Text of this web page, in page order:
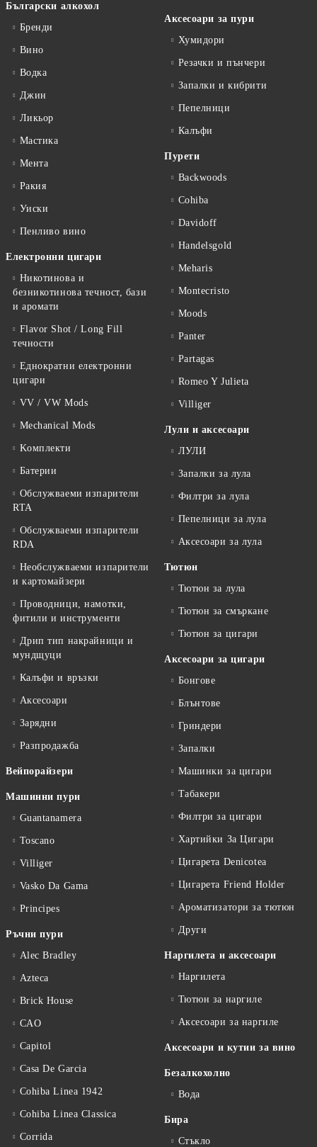
Български алкохол
Бренди
Вино
Водка
Джин
Ликьор
Мастика
Мента
Ракия
Уиски
Пенливо вино
Електронни цигари
Никотинова и
безникотинова течност, бази
и аромати
Flavor Shot / Long Fill
течности
Еднократни електронни
цигари
VV / VW Mods
Mechanical Mods
Kомплекти
Батерии
Обслужваеми изпарители
RTA
Обслужваеми изпарители
RDA
Необслужваеми изпарители
и картомайзери
Проводници, намотки,
фитили и инструменти
Дрип тип накрайници и
мундщуци
Калъфи и връзки
Аксесоари
Зарядни
Разпродажба
Вейпорайзери
Машинни пури
Guantanamera
Toscano
Villiger
Vasko Da Gama
Principes
Ръчни пури
Alec Bradley
Azteca
Brick House
CAO
Capitol
Casa De Garcia
Cohiba Linea 1942
Cohiba Linea Classica
Corrida
Аксесоари за пури
Хумидори
Резачки и пънчери
Запалки и кибрити
Пепелници
Калъфи
Пурети
Backwoods
Cohiba
Davidoff
Handelsgold
Meharis
Montecristo
Moods
Panter
Partagas
Romeo Y Julieta
Villiger
Лули и аксесоари
ЛУЛИ
Запалки за лула
Филтри за лула
Пепелници за лула
Аксесоари за лула
Тютюн
Тютюн за лула
Тютюн за смъркане
Тютюн за цигари
Аксесоари за цигари
Бонгове
Блънтове
Гриндери
Запалки
Машинки за цигари
Табакери
Филтри за цигари
Хартийки За Цигари
Цигарета Denicotea
Цигарета Friend Holder
Ароматизатори за тютюн
Други
Наргилета и аксесоари
Наргилета
Тютюн за наргиле
Аксесоари за наргиле
Аксесоари и кутии за вино
Безалкохолно
Вода
Бира
Стъкло